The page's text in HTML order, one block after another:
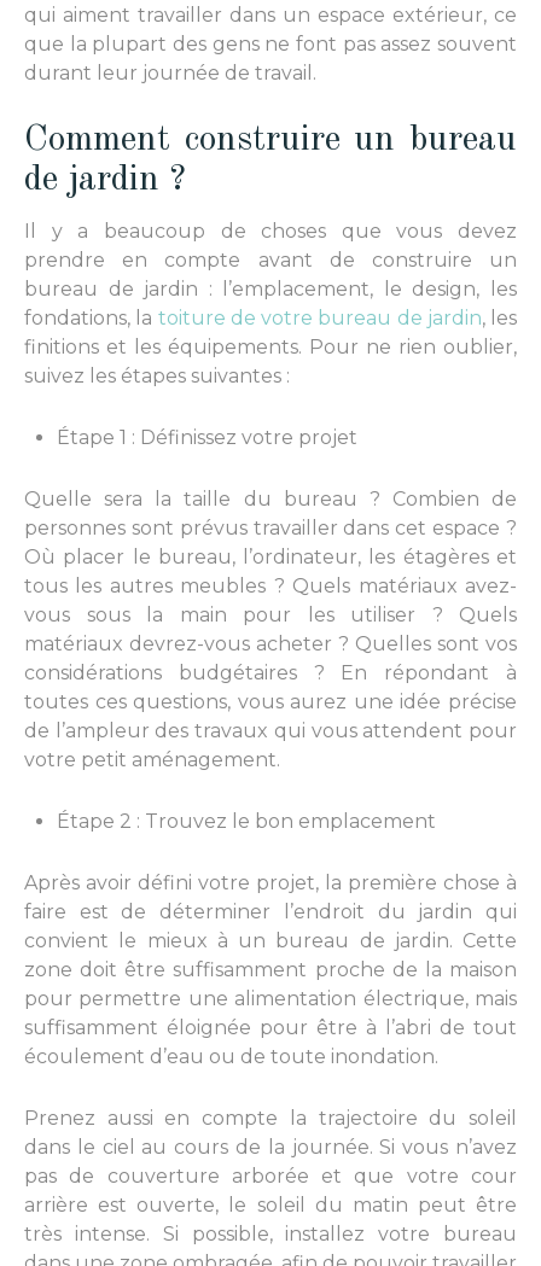
qui aiment travailler dans un espace extérieur, ce
que la plupart des gens ne font pas assez souvent
durant leur journée de travail.
Comment construire un bureau
de jardin ?
Il y a beaucoup de choses que vous devez
prendre en compte avant de construire un
bureau de jardin : l’emplacement, le design, les
fondations, la toiture de votre bureau de jardin, les
finitions et les équipements. Pour ne rien oublier,
suivez les étapes suivantes :
Étape 1 : Définissez votre projet
Quelle sera la taille du bureau ? Combien de
personnes sont prévus travailler dans cet espace ?
Où placer le bureau, l’ordinateur, les étagères et
tous les autres meubles ? Quels matériaux avez-
vous sous la main pour les utiliser ? Quels
matériaux devrez-vous acheter ? Quelles sont vos
considérations budgétaires ? En répondant à
toutes ces questions, vous aurez une idée précise
de l’ampleur des travaux qui vous attendent pour
votre petit aménagement.
Étape 2 : Trouvez le bon emplacement
Après avoir défini votre projet, la première chose à
faire est de déterminer l’endroit du jardin qui
convient le mieux à un bureau de jardin. Cette
zone doit être suffisamment proche de la maison
pour permettre une alimentation électrique, mais
suffisamment éloignée pour être à l’abri de tout
écoulement d’eau ou de toute inondation.
Prenez aussi en compte la trajectoire du soleil
dans le ciel au cours de la journée. Si vous n’avez
pas de couverture arborée et que votre cour
arrière est ouverte, le soleil du matin peut être
très intense. Si possible, installez votre bureau